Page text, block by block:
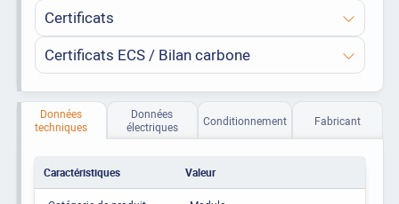
Certificats
Certificats ECS / Bilan carbone
Données
techniques
Données
électriques
Conditionnement Fabricant
Caractéristiques Valeur